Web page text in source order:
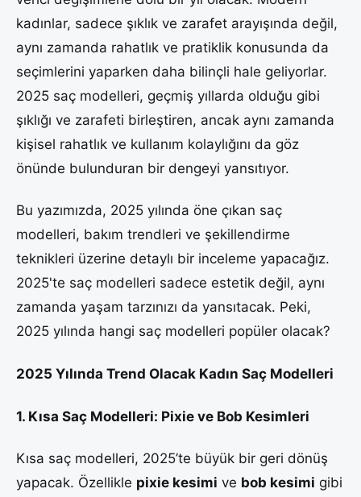
kadınlar, sadece şıklık ve zarafet arayışında değil,
aynı zamanda rahatlık ve pratiklik konusunda da
seçimlerini yaparken daha bilinçli hale geliyorlar.
2025 saç modelleri, geçmiş yıllarda olduğu gibi
şıklığı ve zarafeti birleştiren, ancak aynı zamanda
kişisel rahatlık ve kullanım kolaylığını da göz
önünde bulunduran bir dengeyi yansıtıyor.
Bu yazımızda, 2025 yılında öne çıkan saç
modelleri, bakım trendleri ve şekillendirme
teknikleri üzerine detaylı bir inceleme yapacağız.
2025'te saç modelleri sadece estetik değil, aynı
zamanda yaşam tarzınızı da yansıtacak. Peki,
2025 yılında hangi saç modelleri popüler olacak?
2025 Yılında Trend Olacak Kadın Saç Modelleri
1. Kısa Saç Modelleri: Pixie ve Bob Kesimleri
Kısa saç modelleri, 2025’te büyük bir geri dönüş
yapacak. Özellikle pixie kesimi ve bob kesimi gibi